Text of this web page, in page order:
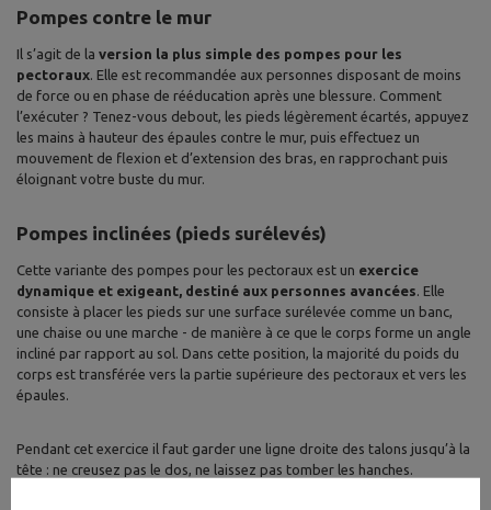
Pompes contre le mur
Il s’agit de la version la plus simple des pompes pour les
pectoraux . Elle est recommandée aux personnes disposant de moins
de force ou en phase de rééducation après une blessure. Comment
l’exécuter ? Tenez-vous debout, les pieds légèrement écartés, appuyez
les mains à hauteur des épaules contre le mur, puis effectuez un
mouvement de flexion et d’extension des bras, en rapprochant puis
éloignant votre buste du mur.
Pompes inclinées (pieds surélevés)
Cette variante des pompes pour les pectoraux est un exercice
dynamique et exigeant, destiné aux personnes avancées . Elle
consiste à placer les pieds sur une surface surélevée comme un banc,
une chaise ou une marche - de manière à ce que le corps forme un angle
incliné par rapport au sol. Dans cette position, la majorité du poids du
corps est transférée vers la partie supérieure des pectoraux et vers les
épaules.
Pendant cet exercice il faut garder une ligne droite des talons jusqu’à la
tête : ne creusez pas le dos, ne laissez pas tomber les hanches.